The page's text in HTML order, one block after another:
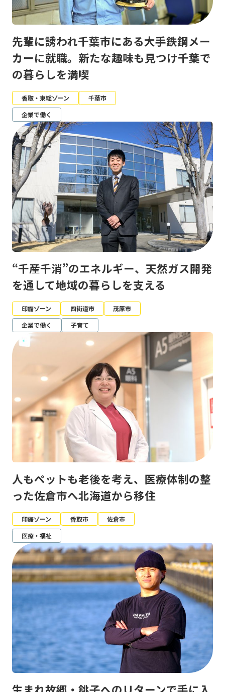
先輩に誘われ千葉市にある大手鉄鋼メー
カーに就職。新たな趣味も見つけ千葉で
の暮らしを満喫
香取・東総ゾーン
千葉市
企業で働く
“千産千消”のエネルギー、天然ガス開発
を通して地域の暮らしを支える
印旛ゾーン 四街道市
茂原市
企業で働く
子育て
人もペットも老後を考え、医療体制の整
った佐倉市へ北海道から移住
印旛ゾーン 香取市
佐倉市
医療・福祉